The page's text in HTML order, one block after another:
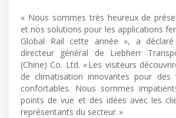
« Nous sommes très heureux de
et nos solutions pour les applications
Global Rail cette année », a déclaré
directeur général de Liebherr
(Chine) Co. Ltd. « Les visiteurs
de climatisation innovantes pour des
confortables. Nous sommes
points de vue et des idées avec les
représentants du secteur. »